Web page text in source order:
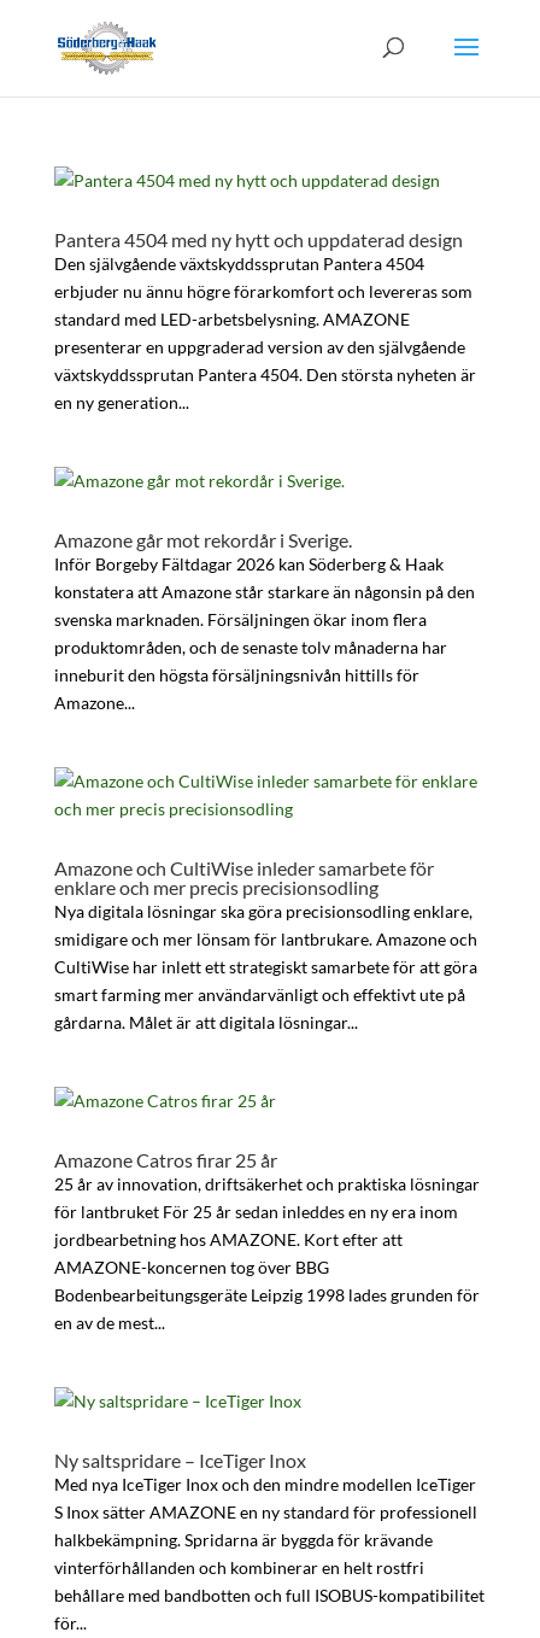
Pantera 4504 med ny hytt och uppdaterad design
Den självgående växtskyddssprutan Pantera 4504
erbjuder nu ännu högre förarkomfort och levereras som
standard med LED-arbetsbelysning. AMAZONE
presenterar en uppgraderad version av den självgående
växtskyddssprutan Pantera 4504. Den största nyheten är
en ny generation...
Amazone går mot rekordår i Sverige.
Inför Borgeby Fältdagar 2026 kan Söderberg & Haak
konstatera att Amazone står starkare än någonsin på den
svenska marknaden. Försäljningen ökar inom flera
produktområden, och de senaste tolv månaderna har
inneburit den högsta försäljningsnivån hittills för
Amazone...
Amazone och CultiWise inleder samarbete för
enklare och mer precis precisionsodling
Nya digitala lösningar ska göra precisionsodling enklare,
smidigare och mer lönsam för lantbrukare. Amazone och
CultiWise har inlett ett strategiskt samarbete för att göra
smart farming mer användarvänligt och effektivt ute på
gårdarna. Målet är att digitala lösningar...
Amazone Catros firar 25 år
25 år av innovation, driftsäkerhet och praktiska lösningar
för lantbruket För 25 år sedan inleddes en ny era inom
jordbearbetning hos AMAZONE. Kort efter att
AMAZONE-koncernen tog över BBG
Bodenbearbeitungsgeräte Leipzig 1998 lades grunden för
en av de mest...
Ny saltspridare – IceTiger Inox
Med nya IceTiger Inox och den mindre modellen IceTiger
S Inox sätter AMAZONE en ny standard för professionell
halkbekämpning. Spridarna är byggda för krävande
vinterförhållanden och kombinerar en helt rostfri
behållare med bandbotten och full ISOBUS-kompatibilitet
för...